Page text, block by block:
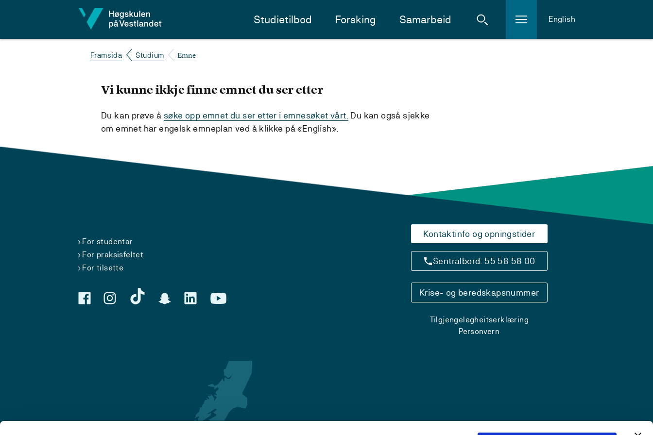
Studietilbod Forsking Samarbeid English
Framsida Studium Emne
Vi kunne ikkje finne emnet du ser etter
Du kan prøve å søke opp emnet du ser etter i emnesøket vårt. Du kan også sjekke
om emnet har engelsk emneplan ved å klikke på «English».
For studentar
For praksisfeltet
For tilsette
Kontaktinfo og opningstider
Sentralbord: 55 58 58 00
Krise- og beredskapsnummer
Tilgjengelegheitserklæring
Personvern